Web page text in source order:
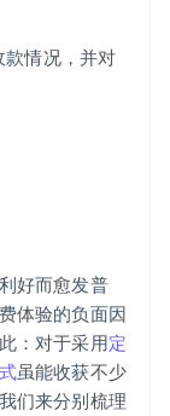
款情况，并对
好而愈发普
体验的负面因
：对于采用定
虽能收获不少
们来分别梳理